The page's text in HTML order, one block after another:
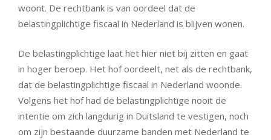
woont. De rechtbank is van oordeel dat de
belastingplichtige fiscaal in Nederland is blijven wonen.
De belastingplichtige laat het hier niet bij zitten en gaat
in hoger beroep. Het hof oordeelt, net als de rechtbank,
dat de belastingplichtige fiscaal in Nederland woonde.
Volgens het hof had de belastingplichtige nooit de
intentie om zich langdurig in Duitsland te vestigen, noch
om zijn bestaande duurzame banden met Nederland te